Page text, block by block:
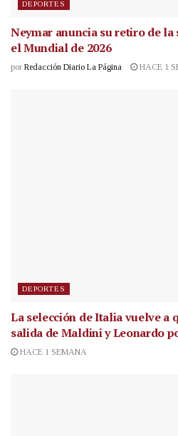
DEPORTES
Neymar anuncia su retiro de
el Mundial de 2026
por Redacción Diario La Página HACE 1
DEPORTES
La selección de Italia vuelve a
salida de Maldini y Leonardo
HACE 1 SEMANA